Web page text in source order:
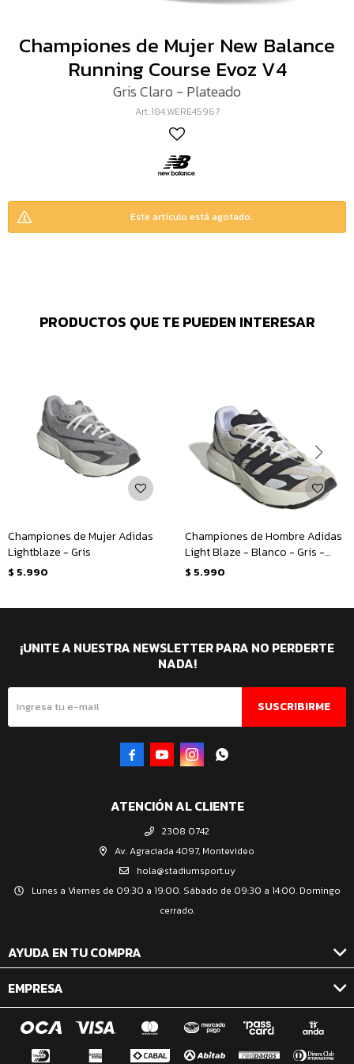
Championes de Mujer New Balance
Running Course Evoz V4
Gris Claro - Plateado
184.WERE45967
Este artículo está agotado.
PRODUCTOS QUE TE PUEDEN INTERESAR
Championes de Mujer Adidas
Lightblaze - Gris
$ 5.990
Championes de Hombre Adidas
Light Blaze - Blanco - Gris -
Negro
$ 5.990
ATENCIÓN AL CLIENTE
2308 0742
Av. Agraciada 4097, Montevideo
hola@stadiumsport.uy
Lunes a Viernes de 09:30 a 19:00. Sábado de 09:30 a 14:00. Domingo
cerrado.
AYUDA EN TU COMPRA
EMPRESA
¡UNITE A NUESTRA NEWSLETTER PARA NO PERDERTE
NADA!
SUSCRIBIRME
   